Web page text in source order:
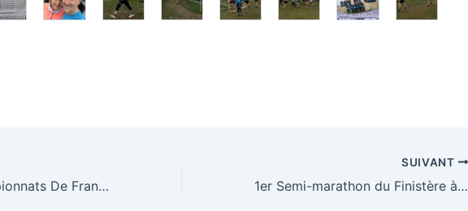
1/2 Finale Championnats De France De Cross-Country à Mably (42)
SUIVANT
1er Semi-marathon du Finistère à Crozon (29)